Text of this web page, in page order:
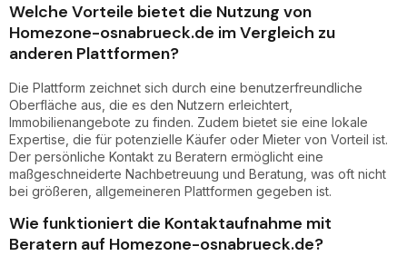
Welche Vorteile bietet die Nutzung von
Homezone-osnabrueck.de im Vergleich zu
anderen Plattformen?
Die Plattform zeichnet sich durch eine benutzerfreundliche
Oberfläche aus, die es den Nutzern erleichtert,
Immobilienangebote zu finden. Zudem bietet sie eine lokale
Expertise, die für potenzielle Käufer oder Mieter von Vorteil ist.
Der persönliche Kontakt zu Beratern ermöglicht eine
maßgeschneiderte Nachbetreuung und Beratung, was oft nicht
bei größeren, allgemeineren Plattformen gegeben ist.
Wie funktioniert die Kontaktaufnahme mit
Beratern auf Homezone-osnabrueck.de?